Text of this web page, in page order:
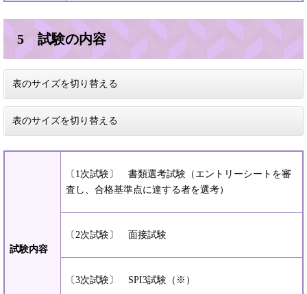
5 試験の内容
表のサイズを切り替える
表のサイズを切り替える
試験内容
〔1次試験〕 書類選考試験（エントリーシートを審
査し、合格基準点に達する者を選考）
〔2次試験〕 面接試験
〔3次試験〕 SPI3試験（※）